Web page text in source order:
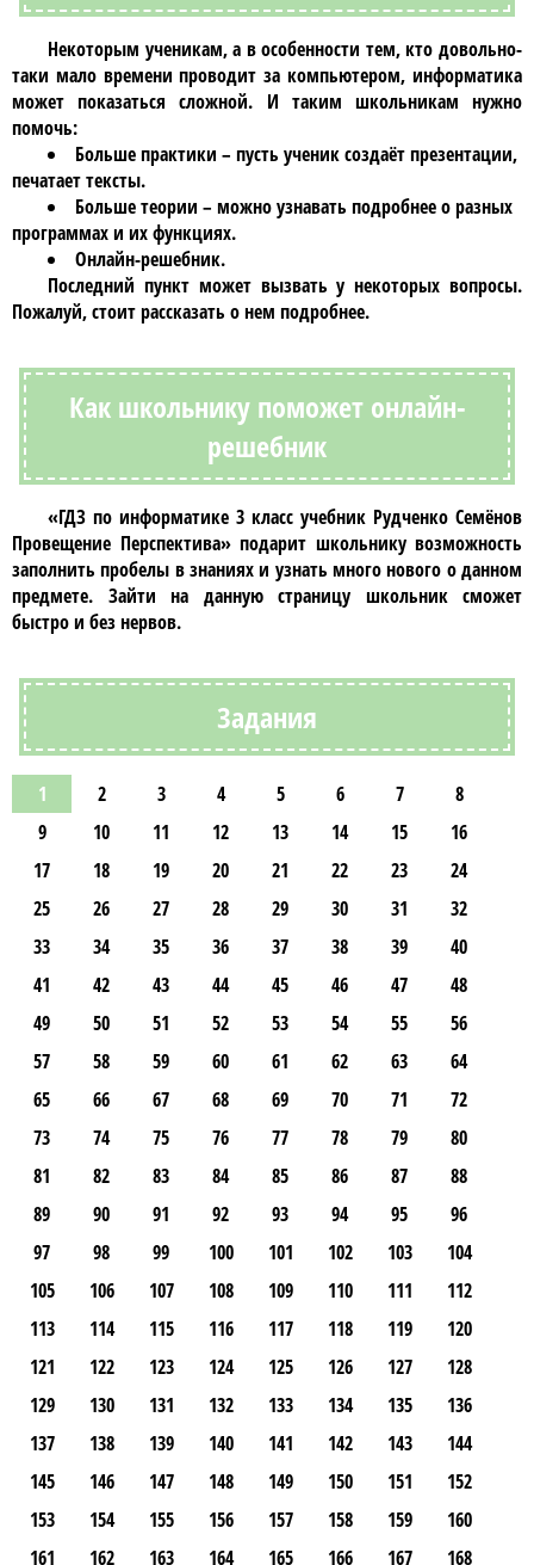
Некоторым ученикам, а в особенности тем, кто довольно-
таки мало времени проводит за компьютером, информатика
может показаться сложной. И таким школьникам нужно
помочь:
Больше практики – пусть ученик создаёт презентации,
печатает тексты.
Больше теории – можно узнавать подробнее о разных
программах и их функциях.
Онлайн-решебник.
Последний пункт может вызвать у некоторых вопросы.
Пожалуй, стоит рассказать о нем подробнее.
Как школьнику поможет онлайн-
решебник
«ГДЗ по информатике 3 класс учебник Рудченко Семёнов
Провещение Перспектива»подарит школьнику возможность
заполнить пробелы в знаниях и узнать много нового о данном
предмете. Зайти на данную страницу школьник сможет
быстро и без нервов.
Задания
1 2 3 4 5 6 7
8
9
10 11 12 13 14 15
16
17
18 19 20 21 22 23
24
25
26 27 28 29 30 31
32
33
34 35 36 37 38 39
40
41
42 43 44 45 46 47
48
49
50 51 52 53 54 55
56
57
58 59 60 61 62 63
64
65
66 67 68 69 70 71
72
73
74 75 76 77 78 79
80
81
82 83 84 85 86 87
88
89
90 91 92 93 94 95
96
97
98 99 100 101 102 103
104
105
106 107 108 109 110 111
112
113
114 115 116 117 118 119
120
121
122 123 124 125 126 127
128
129
130 131 132 133 134 135
136
137
138 139 140 141 142 143
144
145
146 147 148 149 150 151
152
153
154 155 156 157 158 159
160
161
162 163 164 165 166 167 168